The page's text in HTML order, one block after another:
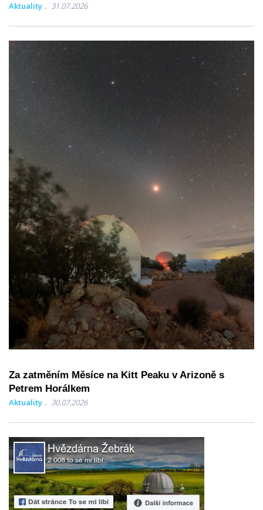
Aktuality 31.07.2026
Za zatměním Měsíce na Kitt Peaku v Arizoně s
Petrem Horálkem
Aktuality 30.07.2026